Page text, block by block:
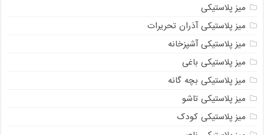
میز پلاستیکی
میز پلاستیکی آذران تحریرات
میز پلاستیکی آشپزخانه
میز پلاستیکی باغی
میز پلاستیکی بچه گانه
میز پلاستیکی تاشو
میز پلاستیکی کودک